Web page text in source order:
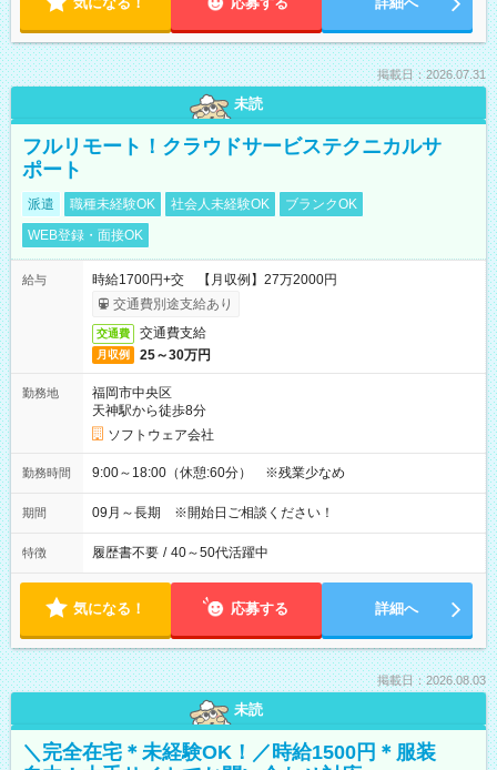
掲載日：2026.07.31
未読
フルリモート！クラウドサービステクニカルサ
ポート
派遣 職種未経験OK 社会人未経験OK
ブランクOK
WEB登録・面接OK
給与
時給1700円+交 【月収例】27万2000円
交通費別途支給あり
交通費 交通費支給
月収例 25～30万円
勤務地
福岡市中央区
天神駅から徒歩8分
ソフトウェア会社
勤務時間 9:00～18:00（休憩:60分） ※残業少なめ
期間 09月～長期 ※開始日ご相談ください！
特徴 履歴書不要 / 40～50代活躍中
気になる！ 応募する 詳細へ
掲載日：2026.08.03
未読
＼完全在宅＊未経験OK！／時給1500円＊服装